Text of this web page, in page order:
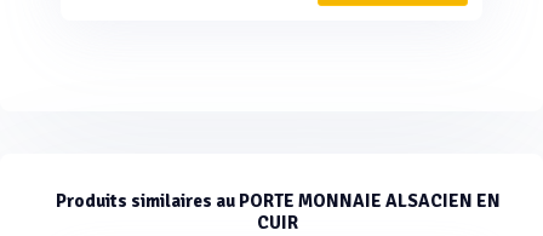
Produits similaires au PORTE MONNAIE ALSACIEN EN
CUIR